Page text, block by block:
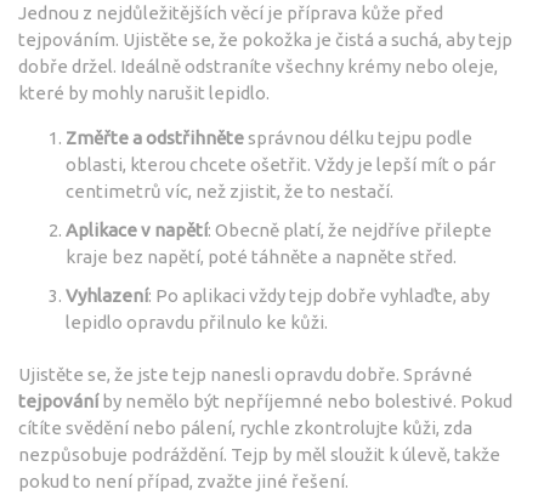
Jednou z nejdůležitějších věcí je příprava kůže před
tejpováním. Ujistěte se, že pokožka je čistá a suchá, aby tejp
dobře držel. Ideálně odstraníte všechny krémy nebo oleje,
které by mohly narušit lepidlo.
Změřte a odstřihnětesprávnou délku tejpu podle
oblasti, kterou chcete ošetřit. Vždy je lepší mít o pár
centimetrů víc, než zjistit, že to nestačí.
Aplikace v napětí: Obecně platí, že nejdříve přilepte
kraje bez napětí, poté táhněte a napněte střed.
Vyhlazení: Po aplikaci vždy tejp dobře vyhlaďte, aby
lepidlo opravdu přilnulo ke kůži.
Ujistěte se, že jste tejp nanesli opravdu dobře. Správné
tejpováníby nemělo být nepříjemné nebo bolestivé. Pokud
cítíte svědění nebo pálení, rychle zkontrolujte kůži, zda
nezpůsobuje podráždění. Tejp by měl sloužit k úlevě, takže
pokud to není případ, zvažte jiné řešení.